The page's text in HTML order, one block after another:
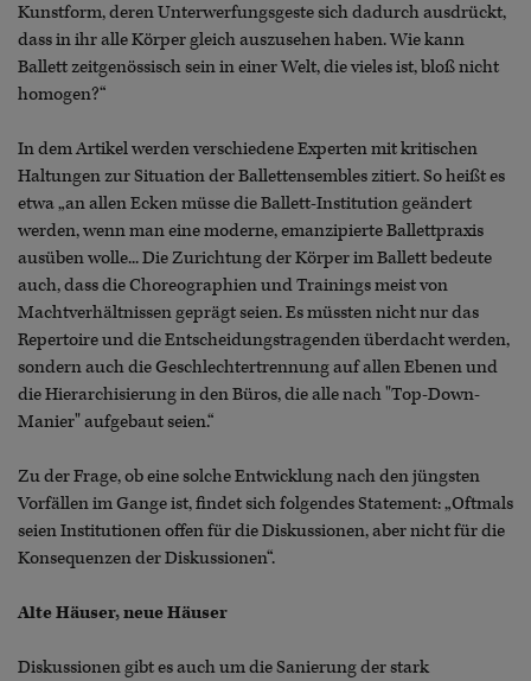
Kunstform, deren Unterwerfungsgeste sich dadurch ausdrückt,
dass in ihr alle Körper gleich auszusehen haben. Wie kann
Ballett zeitgenössisch sein in einer Welt, die vieles ist, bloß nicht
homogen?“
In dem Artikel werden verschiedene Experten mit kritischen
Haltungen zur Situation der Ballettensembles zitiert. So heißt es
etwa „an allen Ecken müsse die Ballett-Institution geändert
werden, wenn man eine moderne, emanzipierte Ballettpraxis
ausüben wolle... Die Zurichtung der Körper im Ballett bedeute
auch, dass die Choreographien und Trainings meist von
Machtverhältnissen geprägt seien. Es müssten nicht nur das
Repertoire und die Entscheidungstragenden überdacht werden,
sondern auch die Geschlechtertrennung auf allen Ebenen und
die Hierarchisierung in den Büros, die alle nach "Top-Down-
Manier" aufgebaut seien.“
Zu der Frage, ob eine solche Entwicklung nach den jüngsten
Vorfällen im Gange ist, findet sich folgendes Statement: „Oftmals
seien Institutionen offen für die Diskussionen, aber nicht für die
Konsequenzen der Diskussionen“.
Alte Häuser, neue Häuser
Diskussionen gibt es auch um die Sanierung der stark